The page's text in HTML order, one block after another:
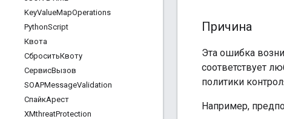
KeyValueMapOperations
PythonScript
Квота
СброситьКвоту
СервисВызов
SOAPMessageValidation
СпайкАрест
XMthreatProtection
Причина
Эта ошибка
соответствует
политики
Например,